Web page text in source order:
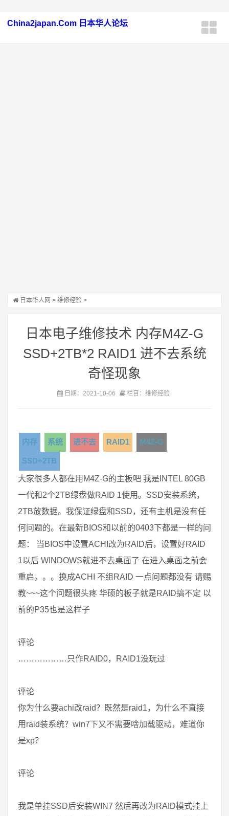
China2japan.Com 日本华人论坛
日本华人网 > 维修经验 >
日本电子维修技术 内存M4Z-G
SSD+2TB*2 RAID1 进不去系统
奇怪现象
日期：2021-10-06 栏目：维修经验
内存 系统 进不去 RAID1 M4Z-G
SSD+2TB
大家很多人都在用M4Z-G的主板吧 我是INTEL 80GB
一代和2个2TB绿盘做RAID 1使用。SSD安装系统，
2TB放数据。我保证绿盘和SSD，还有主机是没有任
何问题的。在最新BIOS和以前的0403下都是一样的问
题： 当BIOS中设置ACHI改为RAID后，设置好RAID
1以后 WINDOWS就进不去桌面了 在进入桌面之前会
重启。。。换成ACHI 不组RAID 一点问题都没有 请赐
教~~~这个问题很头疼 华硕的板子就是RAID搞不定 以
前的P35也是这样子
评论
………………只作RAID0，RAID1没玩过
评论
你为什么要achi改raid？既然是raid1，为什么不直接
用raid装系统？win7下又不需要啥加载驱动，难道你
是xp？
评论
我是单挂SSD后安装WIN7 然后再改为RAID模式挂上